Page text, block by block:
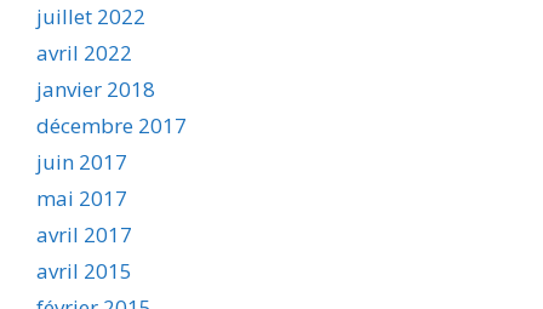
juillet 2022
avril 2022
janvier 2018
décembre 2017
juin 2017
mai 2017
avril 2017
avril 2015